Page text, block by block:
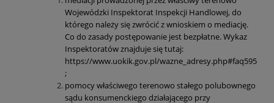
Wojewódzki Inspektorat Inspekcji Handlowej, do
którego należy się zwrócić z wnioskiem o mediację.
Co do zasady postępowanie jest bezpłatne. Wykaz
Inspektoratów znajduje się tutaj:
https://www.uokik.gov.pl/wazne_adresy.php#faq595
;
pomocy właściwego terenowo stałego polubownego
sądu konsumenckiego działającego przy